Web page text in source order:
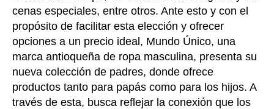
cenas especiales, entre otros. Ante esto y con el
propósito de facilitar esta elección y ofrecer
opciones a un precio ideal, Mundo Único, una
marca antioqueña de ropa masculina, presenta su
nueva colección de padres, donde ofrece
productos tanto para papás como para los hijos. A
través de esta, busca reflejar la conexión que los